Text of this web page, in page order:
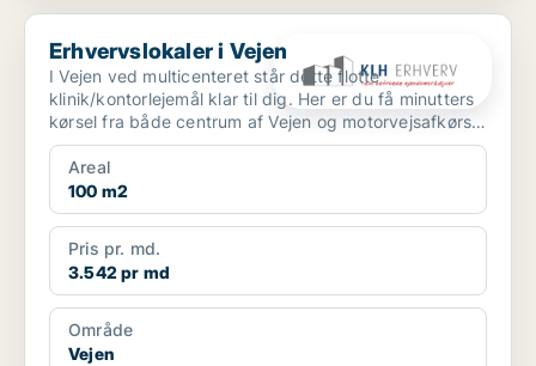
Erhvervslokaler i Vejen
Erhvervslokaler i Vejen
I Vejen ved multicenteret står dette flotte
klinik/kontorlejemål klar til dig. Her er du få minutters
kørsel fra både centrum af Vejen og motorvejsafkørsel
t...
Areal
100 m2
Pris pr. md.
3.542 pr md
Område
Vejen